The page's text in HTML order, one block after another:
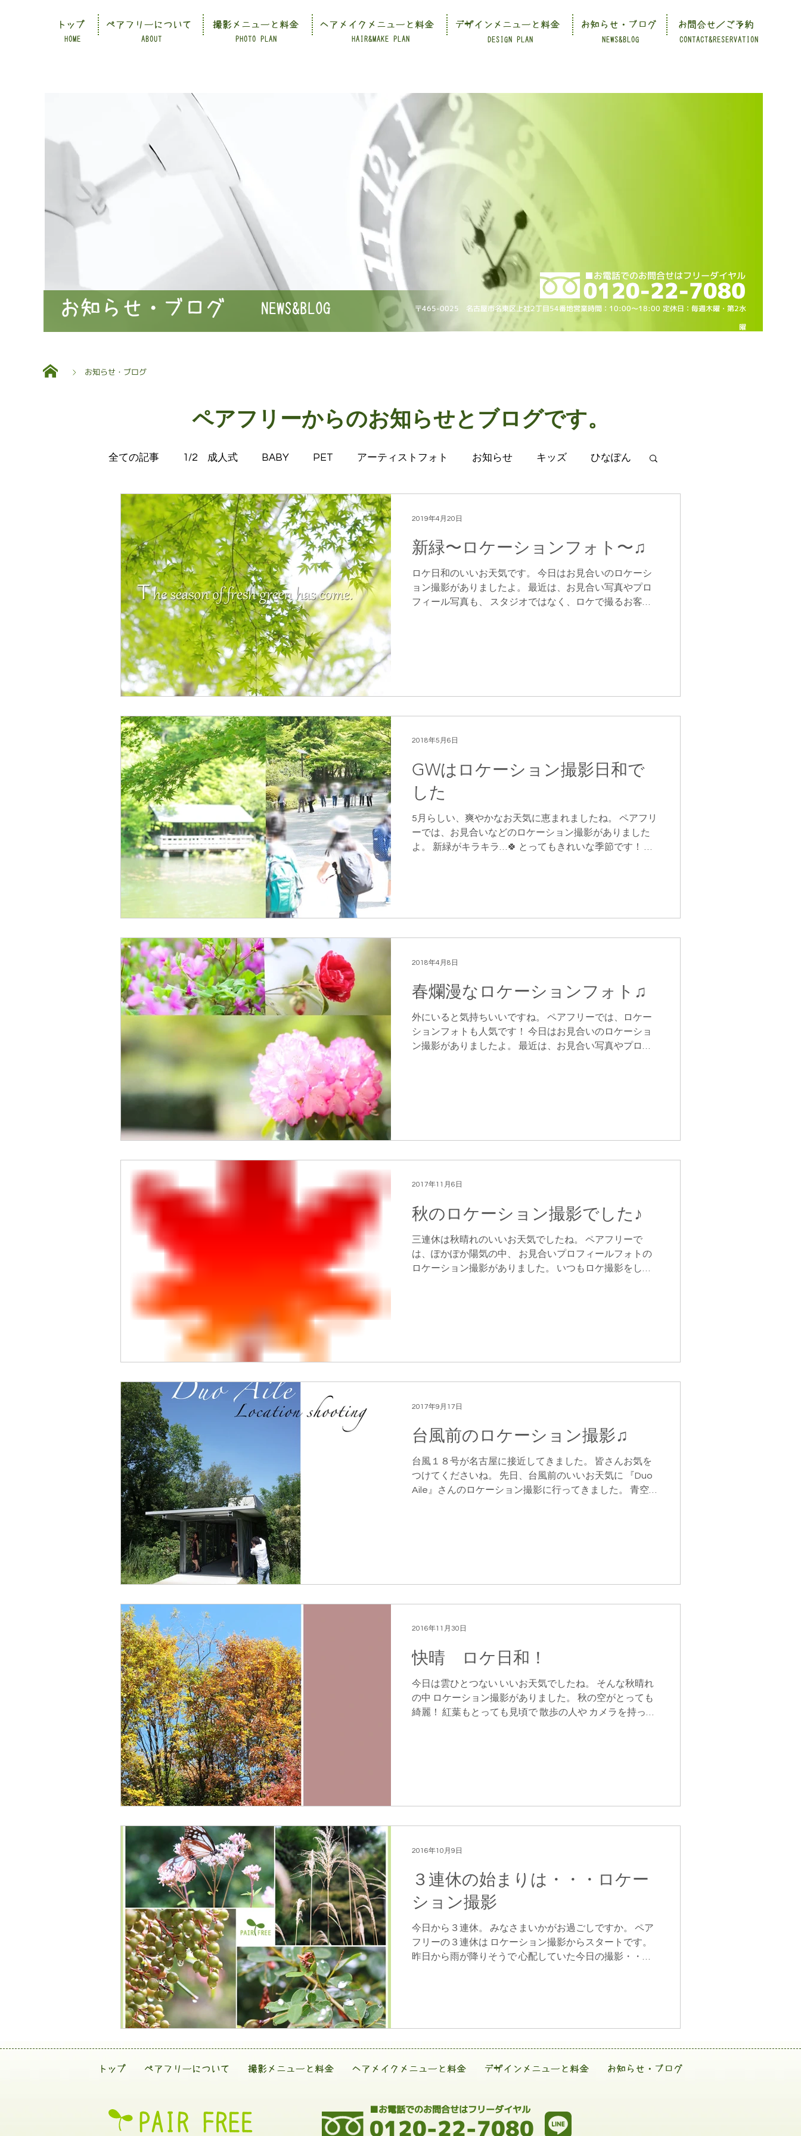
CONTACT&RESERVATION
HOME ABOUT PHOTO PLAN HAIR&MAKE PLAN DESIGN PLAN NEWS&BLOG
トップ ペアフリーについて 撮影メニューと料金 ヘアメイクメニューと料金 デザインメニューと料金 お知らせ・ブログ お問合せ／ご予約
〒465-0025 名古屋市名東区上社2丁目54番地営業時間：10:00～18:00 定休日：毎週木曜・第2水
曜
NEWS&BLOG
お知らせ・ブログ
お知らせ・ブログ
ペアフリーからのお知らせとブログです。
全ての記事 1/2 成人式 BABY PET アーティストフォト お知らせ キッズ ひなぽん
ブログ ロケーション撮影 七五三 入学 婚礼
新緑〜ロケーションフォト〜♫
ロケ日和のいいお天気です。 今日はお見合いのロケーシ
ョン撮影がありましたよ。 最近は、お見合い写真やプロ
フィール写真も、 スタジオではなく、ロケで撮るお客様
2019年4月20日
GWはロケーション撮影日和で
した
5月らしい、爽やかなお天気に恵まれましたね。 ペアフリ
ーでは、お見合いなどのロケーション撮影がありました
よ。 新緑がキラキラ…🍀 とってもきれいな季節です！ ロ
2018年5月6日
春爛漫なロケーションフォト♫
外にいると気持ちいいですね。 ペアフリーでは、ロケー
ションフォトも人気です！ 今日はお見合いのロケーショ
ン撮影がありましたよ。 最近は、お見合い写真やプロフ
2018年4月8日
秋のロケーション撮影でした♪
三連休は秋晴れのいいお天気でしたね。 ペアフリーで
は、ぽかぽか陽気の中、 お見合いプロフィールフォトの
ロケーション撮影がありました。 いつもロケ撮影をして
2017年11月6日
台風前のロケーション撮影♫
台風１８号が名古屋に接近してきました。 皆さんお気を
つけてくださいね。 先日、台風前のいいお天気に 『Duo
Aile』さんのロケーション撮影に行ってきました。 青空が
2017年9月17日
快晴 ロケ日和！
今日は雲ひとつない いいお天気でしたね。 そんな秋晴れ
の中 ロケーション撮影がありました。 秋の空がとっても
綺麗！ 紅葉もとっても見頃で 散歩の人や カメラを持って
2016年11月30日
３連休の始まりは・・・ロケー
ション撮影
今日から３連休。 みなさまいかがお過ごしですか。 ペア
フリーの３連休は ロケーション撮影からスタートです。
昨日から雨が降りそうで 心配していた今日の撮影・・・
2016年10月9日
トップ ペアフリーについて 撮影メニューと料金 ヘアメイクメニューと料金 デザインメニューと料金 お知らせ・ブログ
0120-22-7080
■お電話でのお問合せはフリーダイヤル